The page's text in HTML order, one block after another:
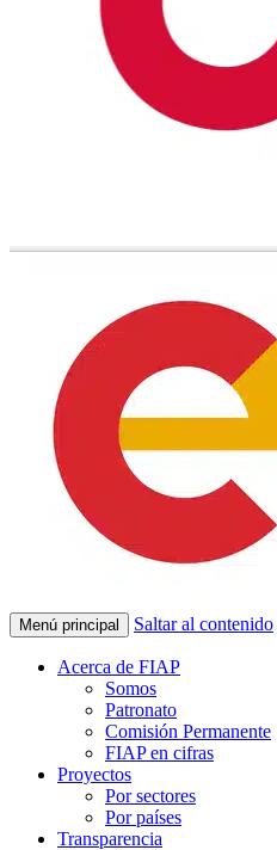
Menú principal Saltar al contenido
Acerca de FIAP
Somos
Patronato
Comisión Permanente
FIAP en cifras
Proyectos
Por sectores
Por países
Transparencia